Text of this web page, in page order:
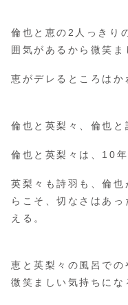
倫也と恵の2人っきり
囲気があるから微笑ま
恵がデレるところはか
倫也と英梨々、倫也と
倫也と英梨々は、10
英梨々も詩羽も、倫
らこそ、切なさはあ
える。
恵と英梨々の風呂での
微笑ましい気持ちにな